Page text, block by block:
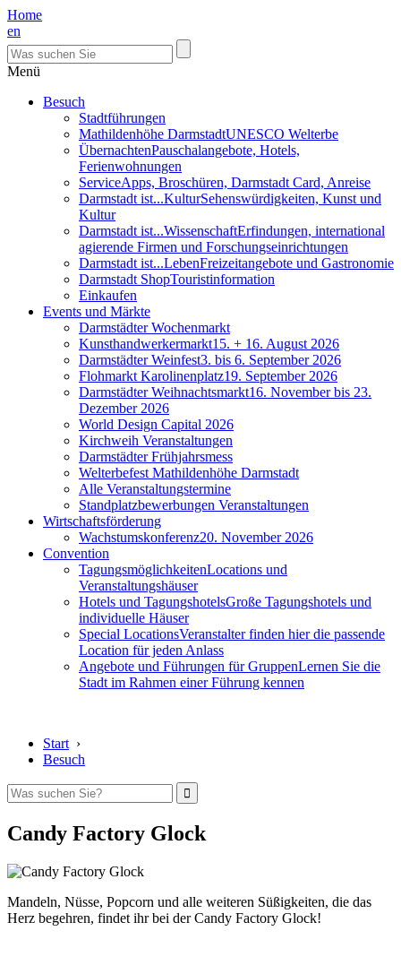
Home
en
Menü
Besuch
Stadtführungen
Mathildenhöhe DarmstadtUNESCO Welterbe
ÜbernachtenPauschalangebote, Hotels,
Ferienwohnungen
ServiceApps, Broschüren, Darmstadt Card, Anreise
Darmstadt ist...KulturSehenswürdigkeiten, Kunst und
Kultur
Darmstadt ist...WissenschaftErfindungen, international
agierende Firmen und Forschungseinrichtungen
Darmstadt ist...LebenFreizeitangebote und Gastronomie
Darmstadt ShopTouristinformation
Einkaufen
Events und Märkte
Darmstädter Wochenmarkt
Kunsthandwerkermarkt15. + 16. August 2026
Darmstädter Weinfest3. bis 6. September 2026
Flohmarkt Karolinenplatz19. September 2026
Darmstädter Weihnachtsmarkt16. November bis 23.
Dezember 2026
World Design Capital 2026
Kirchweih Veranstaltungen
Darmstädter Frühjahrsmess
Welterbefest Mathildenhöhe Darmstadt
Alle Veranstaltungstermine
Standplatzbewerbungen Veranstaltungen
Wirtschaftsförderung
Wachstumskonferenz20. November 2026
Convention
TagungsmöglichkeitenLocations und
Veranstaltungshäuser
Hotels und TagungshotelsGroße Tagungshotels und
individuelle Häuser
Special LocationsVeranstalter finden hier die passende
Location für jeden Anlass
Angebote und Führungen für GruppenLernen Sie die
Stadt im Rahmen einer Führung kennen
Start ›
Besuch
Candy Factory Glock
Mandeln, Nüsse, Popcorn und alle weiteren Süßigkeiten, die das
Herz begehren, findet ihr bei der Candy Factory Glock!